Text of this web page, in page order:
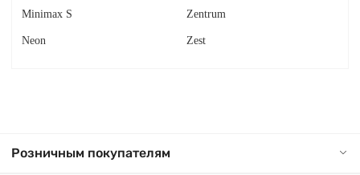
Minimax S
Neon
Zentrum
Zest
Розничным покупателям